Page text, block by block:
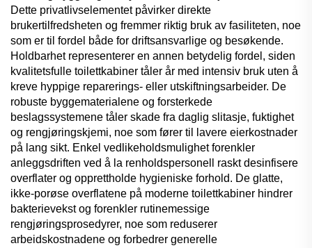
Dette privatlivselementet påvirker direkte
brukertilfredsheten og fremmer riktig bruk av fasiliteten, noe
som er til fordel både for driftsansvarlige og besøkende.
Holdbarhet representerer en annen betydelig fordel, siden
kvalitetsfulle toilettkabiner tåler år med intensiv bruk uten å
kreve hyppige reparerings- eller utskiftningsarbeider. De
robuste byggematerialene og forsterkede
beslagssystemene tåler skade fra daglig slitasje, fuktighet
og rengjøringskjemi, noe som fører til lavere eierkostnader
på lang sikt. Enkel vedlikeholdsmulighet forenkler
anleggsdriften ved å la renholdspersonell raskt desinfisere
overflater og opprettholde hygieniske forhold. De glatte,
ikke-porøse overflatene på moderne toilettkabiner hindrer
bakterievekst og forenkler rutinemessige
rengjøringsprosedyrer, noe som reduserer
arbeidskostnadene og forbedrer generelle